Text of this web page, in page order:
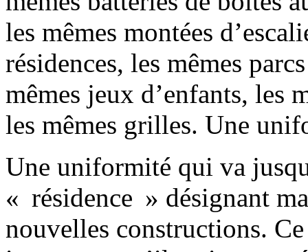
les mêmes montées
résidences, les mêmes
mêmes jeux d’enfants, les
les mêmes grilles. Une
Une uniformité qui va
« résidence » désignant
nouvelles constructions.